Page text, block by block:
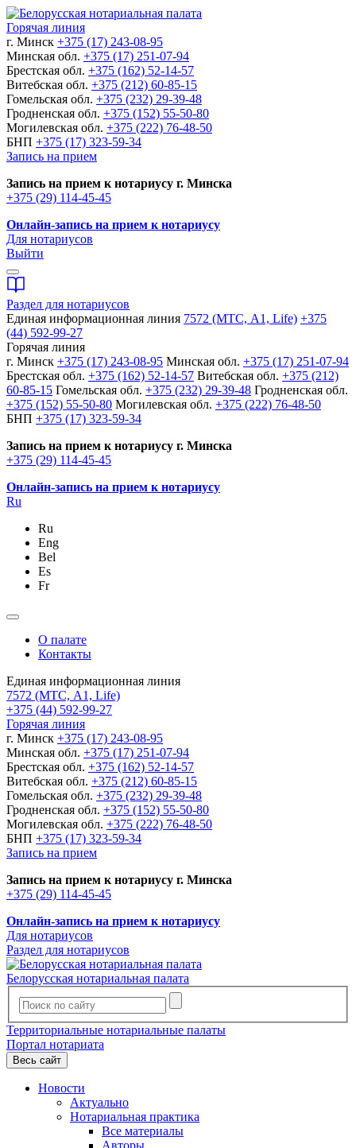
Горячая линия
г. Минск +375 (17) 243-08-95
Минская обл. +375 (17) 251-07-94
Брестская обл. +375 (162) 52-14-57
Витебская обл. +375 (212) 60-85-15
Гомельская обл. +375 (232) 29-39-48
Гродненская обл. +375 (152) 55-50-80
Могилевская обл. +375 (222) 76-48-50
БНП +375 (17) 323-59-34
Запись на прием
Запись на прием к нотариусу г. Минска
+375 (29) 114-45-45
Онлайн-запись на прием к нотариусу
Для нотариусов
Выйти
Раздел для нотариусов
Единая информационная линия 7572 (МТС, A1, Life) +375
(44) 592-99-27
Горячая линия
г. Минск +375 (17) 243-08-95 Минская обл. +375 (17) 251-07-94
Брестская обл. +375 (162) 52-14-57 Витебская обл. +375 (212)
60-85-15 Гомельская обл. +375 (232) 29-39-48 Гродненская обл.
+375 (152) 55-50-80 Могилевская обл. +375 (222) 76-48-50
БНП +375 (17) 323-59-34
Запись на прием к нотариусу г. Минска
+375 (29) 114-45-45
Онлайн-запись на прием к нотариусу
Ru
Ru
Eng
Bel
Es
Fr
О палате
Контакты
Единая информационная линия
7572 (МТС, A1, Life)
+375 (44) 592-99-27
Горячая линия
г. Минск +375 (17) 243-08-95
Минская обл. +375 (17) 251-07-94
Брестская обл. +375 (162) 52-14-57
Витебская обл. +375 (212) 60-85-15
Гомельская обл. +375 (232) 29-39-48
Гродненская обл. +375 (152) 55-50-80
Могилевская обл. +375 (222) 76-48-50
БНП +375 (17) 323-59-34
Запись на прием
Запись на прием к нотариусу г. Минска
+375 (29) 114-45-45
Онлайн-запись на прием к нотариусу
Для нотариусов
Раздел для нотариусов
Белорусская нотариальная палата
Территориальные нотариальные палаты
Портал нотариата
Весь сайт
Новости
Актуально
Нотариальная практика
Все материалы
Авторы